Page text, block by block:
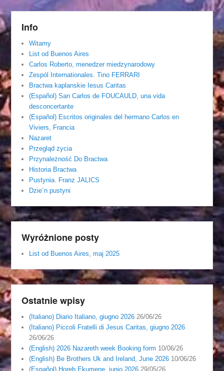
Info
Witamy
List od Buenos Aires
Carlos Roberto, menedzer miedzynarodowy
Zespól Internationales. Tino FERRARI
Bractwa kaplanskie Iesus Caritas
(Español) San Carlos de FOUCAULD, una vida
desconcertante
(Español) Escritos originales del hermano Carlos en
Viviers, Francia
Nazaret
Przegląd życia
Przynależność Do Bractwa
Historia Bractwa
Pustynia. Franz JALICS
Dzie´n pustyni
Wyróżnione posty
List od Buenos Aires, maj 2025
Ostatnie wpisy
(Italiano) Diario Italiano, giugno 2026 26/06/26
(Italiano) Piccoli Fratelli di Jesus Caritas, giugno 2026
26/06/26
(English) 2026 Nazareth week Booking form 10/06/26
(English) Be Brothers Uk and Ireland, June 2026 10/06/26
(Español) Horeb Ekumene, junio 2026 29/05/26